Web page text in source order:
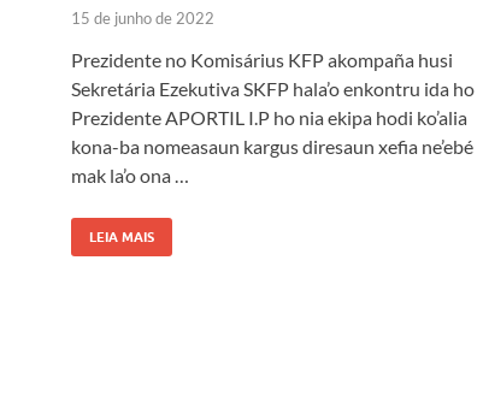
15 de junho de 2022
Prezidente no Komisárius KFP akompaña husi
Sekretária Ezekutiva SKFP hala’o enkontru ida ho
Prezidente APORTIL I.P ho nia ekipa hodi ko’alia
kona-ba nomeasaun kargus diresaun xefia ne’ebé
mak la’o ona …
LEIA MAIS